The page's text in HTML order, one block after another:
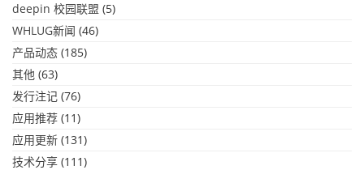
deepin 校园联盟 (5)
WHLUG新闻 (46)
产品动态 (185)
其他 (63)
发行注记 (76)
应用推荐 (11)
应用更新 (131)
技术分享 (111)